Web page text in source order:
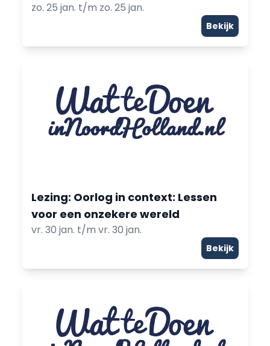
zo. 25 jan. t/m zo. 25 jan.
Bekijk
Lezing: Oorlog in context: Lessen
voor een onzekere wereld
vr. 30 jan. t/m vr. 30 jan.
Bekijk